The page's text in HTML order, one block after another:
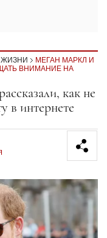
ЖИЗНИ
МЕГАН МАРКЛ И
ВНИМАНИЕ НА
как не
в интернете